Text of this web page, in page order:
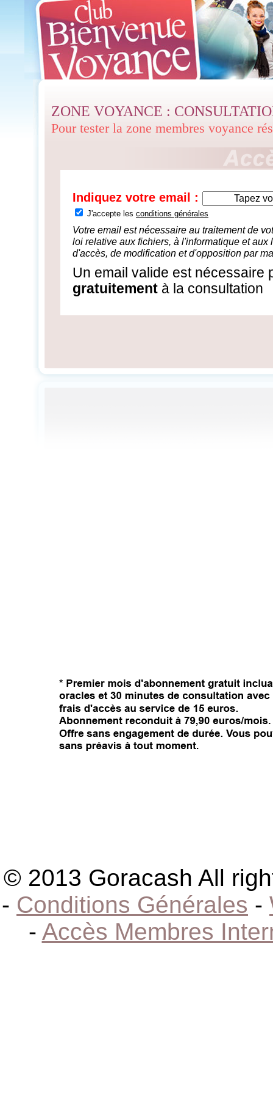
ZONE VOYANCE :
Pour tester la zone membres voyance
Indiquez votre email :
J'accepte les conditions générales
Votre email est nécessaire au traitement de
loi relative aux fichiers, à l'informatique et
d'accès, de modification et d'opposition par
Un email valide est nécessaire
gratuitement à la consultation
© 2013 Goracash All
- Conditions Générales -
- Accès Membres